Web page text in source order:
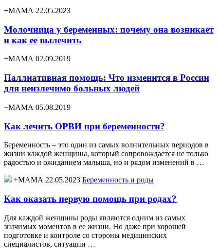
+МАМА 22.05.2023
Молочница у беременных: почему она возникает
и как ее вылечить
+МАМА 02.09.2019
Паллиативная помощь: Что изменится в России
для неизлечимо больных людей
+МАМА 05.08.2019
Как лечить ОРВИ при беременности?
Беременность – это один из самых волнительных периодов в
жизни каждой женщины, который сопровождается не только
радостью и ожиданием малыша, но и рядом изменений в …
+МАМА 22.05.2023 Беременность и роды
Как оказать первую помощь при родах?
Для каждой женщины роды являются одним из самых
значимых моментов в ее жизни. Но даже при хорошей
подготовке и контроле со стороны медицинских
специалистов, ситуации …